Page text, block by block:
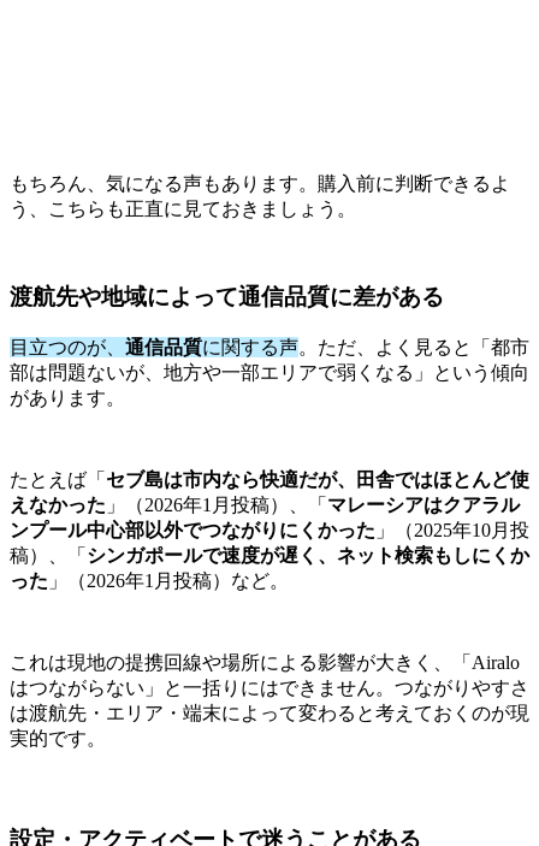
もちろん、気になる声もあります。購入前に判断できるよ
う、こちらも正直に見ておきましょう。
渡航先や地域によって通信品質に差がある
目立つのが、 通信品質に関する声。ただ、よく見ると「都市
部は問題ないが、地方や一部エリアで弱くなる」という傾向
があります。
たとえば「 セブ島は市内なら快適だが、田舎ではほとんど使
えなかった 」（2026年1月投稿）、「 マレーシアはクアラル
ンプール中心部以外でつながりにくかった 」（2025年10月投
稿）、「 シンガポールで速度が遅く、ネット検索もしにくか
った 」（2026年1月投稿）など。
これは現地の提携回線や場所による影響が大きく、「Airalo
はつながらない」と一括りにはできません。つながりやすさ
は渡航先・エリア・端末によって変わると考えておくのが現
実的です。
設定・アクティベートで迷うことがある